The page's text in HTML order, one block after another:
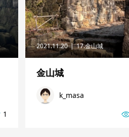
1
2021.11.20 17.金山城
金山城
k_masa